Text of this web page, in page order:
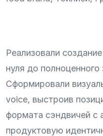
Реализовали
нуля до полноценного
Сформировали
voice, выстроив
формата сэндвичей с
продуктовую